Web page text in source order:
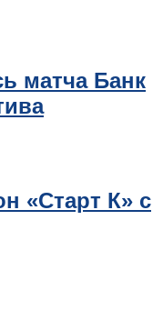
матча Банк
«Старт К» с